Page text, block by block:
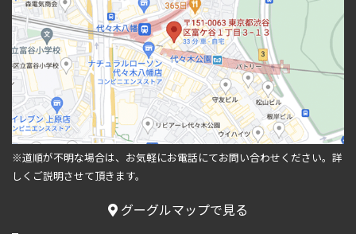
※道順が不明な場合は、お気軽にお電話にてお問い合わせください。 詳
しくご説明させて頂きます。
グーグルマップで見る